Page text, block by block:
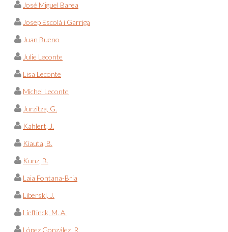
José Miguel Barea
Josep Escolà i Garriga
Juan Bueno
Julie Leconte
Lisa Leconte
Michel Leconte
Jurzitza, G.
Kahlert, J.
Kiauta, B.
Kunz, B.
Laia Fontana-Bria
Liberski, J.
Lieftinck, M. A.
López González, R.